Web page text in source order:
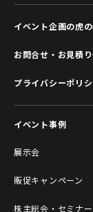
イベント企画の虎
お問合せ・お見積
プライバシーポリ
イベント事例
展示会
販促キャンペーン
株主総会・セミナー